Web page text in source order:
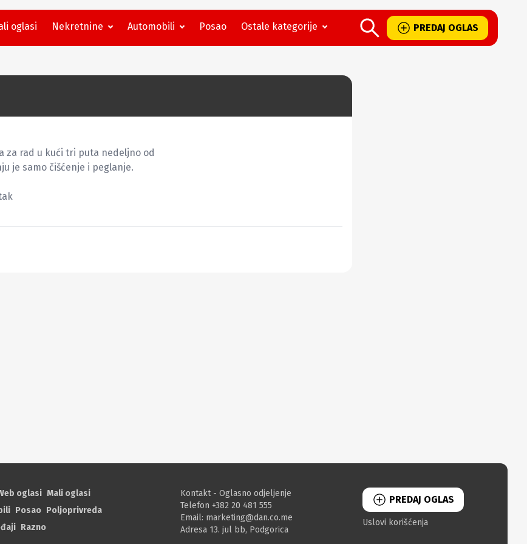
oglasi Nekretnine Automobili Posao Ostale kategorije PREDAJ OGLAS
za rad u kući tri puta nedeljno od
je samo čišćenje i peglanje.
oglasi Mali oglasi
Posao Poljoprivreda
Razno
Kontakt - Oglasno odjeljenje
Telefon +382 20 481 555
Email: marketing@dan.co.me
Adresa 13. jul bb, Podgorica
PREDAJ OGLAS
Uslovi korišćenja